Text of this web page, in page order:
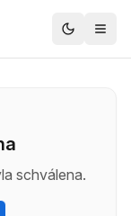
schválena.